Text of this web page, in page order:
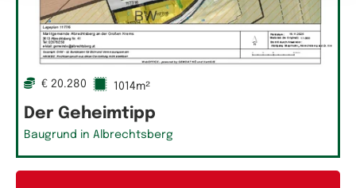
€ 20.280 1014m²
Der Geheimtipp
Baugrund in Albrechtsberg